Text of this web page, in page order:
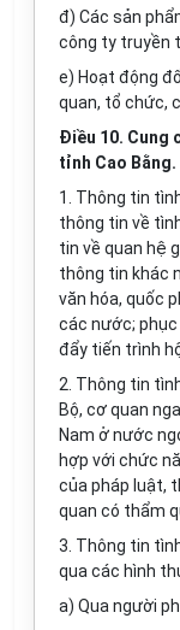
đ) Các sản
công ty truyền
e) Hoạt động
quan, tổ chức,
Điều 10. Cung
tỉnh Cao Bằng.
1. Thông tin
thông tin về
tin về quan hệ
thông tin khác
văn hóa, quốc
các nước;
đẩy tiến trình
2. Thông tin tì
Bộ, cơ quan ng
Nam ở nước
hợp với chức
của pháp luật,
quan có thẩm
3. Thông tin
qua các hình
a) Qua người